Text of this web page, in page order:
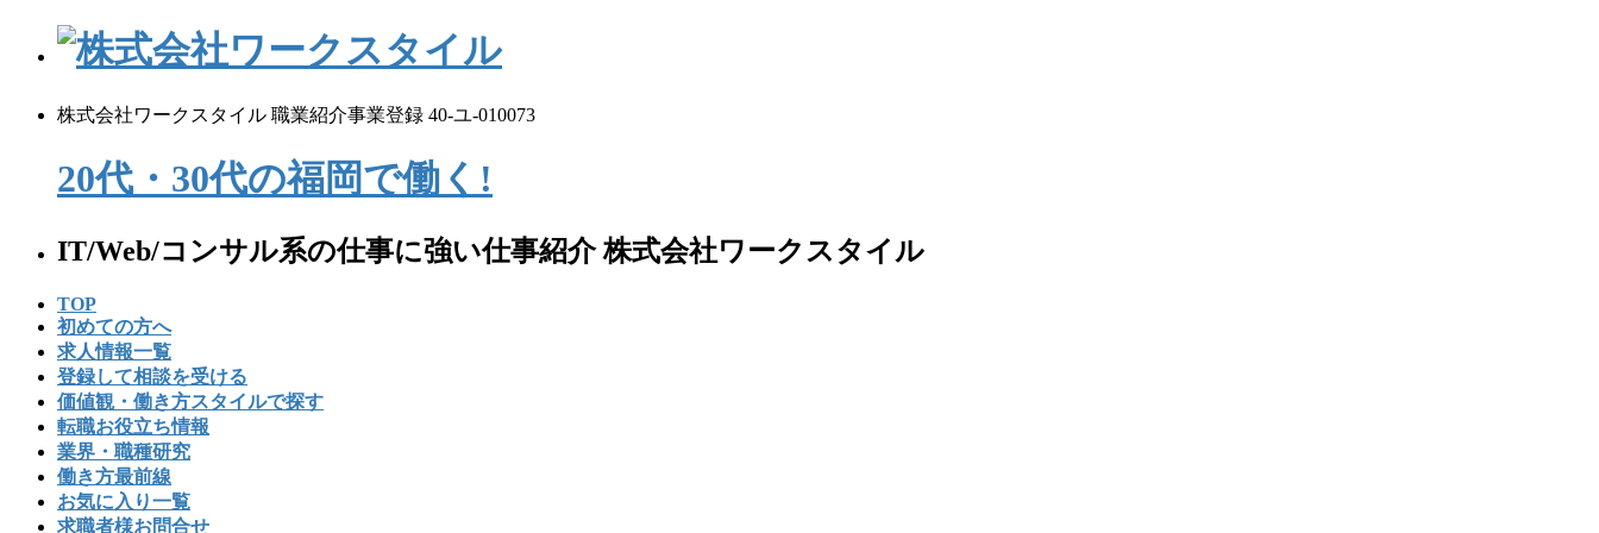
株式会社ワークスタイル 職業紹介事業登録 40-ユ-010073
20代・30代の福岡で働く!
IT/Web/コンサル系の仕事に強い仕事紹介 株式会社ワークスタイル
TOP
初めての⽅へ
求人情報一覧
登録して相談を受ける
価値観・働き方スタイルで探す
転職お役立ち情報
業界・職種研究
働き方最前線
お気に入り一覧
求職者様お問合せ